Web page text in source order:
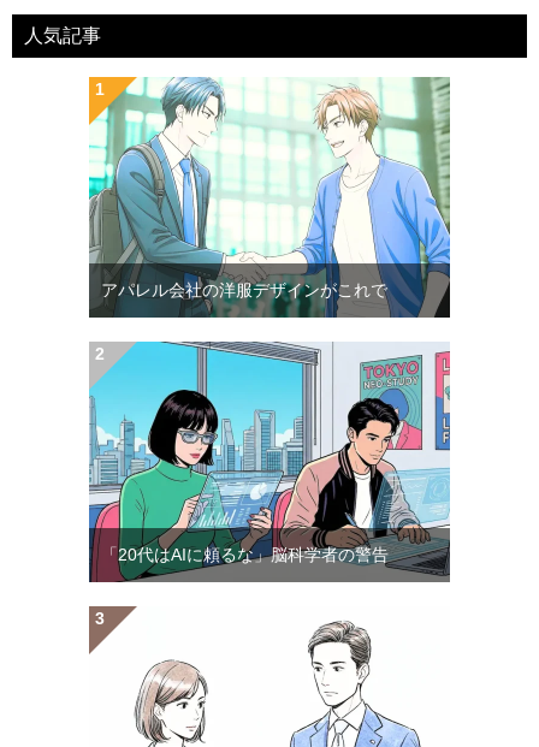
人気記事
アパレル会社の洋服デザインがこれで
「20代はAIに頼るな」脳科学者の警告